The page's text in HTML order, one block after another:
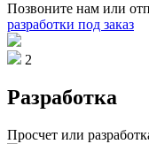
Позвоните нам или
разработки под заказ
2
Разработка
Просчет или